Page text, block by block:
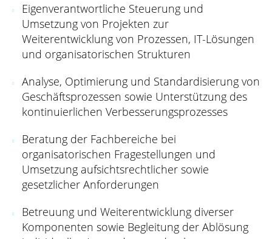
Eigenverantwortliche Steuerung und
Umsetzung von Projekten zur
Weiterentwicklung von Prozessen, IT-Lösungen
und organisatorischen Strukturen
Analyse, Optimierung und Standardisierung von
Geschäftsprozessen sowie Unterstützung des
kontinuierlichen Verbesserungsprozesses
Beratung der Fachbereiche bei
organisatorischen Fragestellungen und
Umsetzung aufsichtsrechtlicher sowie
gesetzlicher Anforderungen
Betreuung und Weiterentwicklung diverser
Komponenten sowie Begleitung der Ablösung